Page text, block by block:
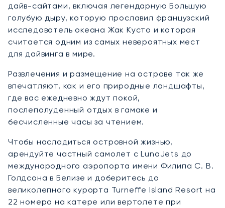
дайв-сайтами, включая легендарную Большую
голубую дыру, которую прославил французский
исследователь океана Жак Кусто и которая
считается одним из самых невероятных мест
для дайвинга в мире.
Развлечения и размещение на острове так же
впечатляют, как и его природные ландшафты,
где вас ежедневно ждут покой,
послеполуденный отдых в гамаке и
бесчисленные часы за чтением.
Чтобы насладиться островной жизнью,
арендуйте частный самолет с LunaJets до
международного аэропорта имени Филипа С. В.
Голдсона в Белизе и доберитесь до
великолепного курорта Turneffe Island Resort на
22 номера на катере или вертолете при